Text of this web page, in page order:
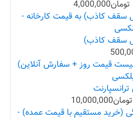
تومان4,000,000
سقف کاذب)
تومان10,000,000